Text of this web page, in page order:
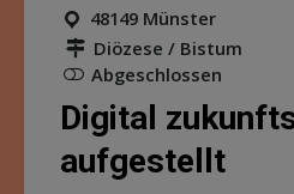
48149 Münster
Diözese / Bistum
Abgeschlossen
Digital
aufgestellt